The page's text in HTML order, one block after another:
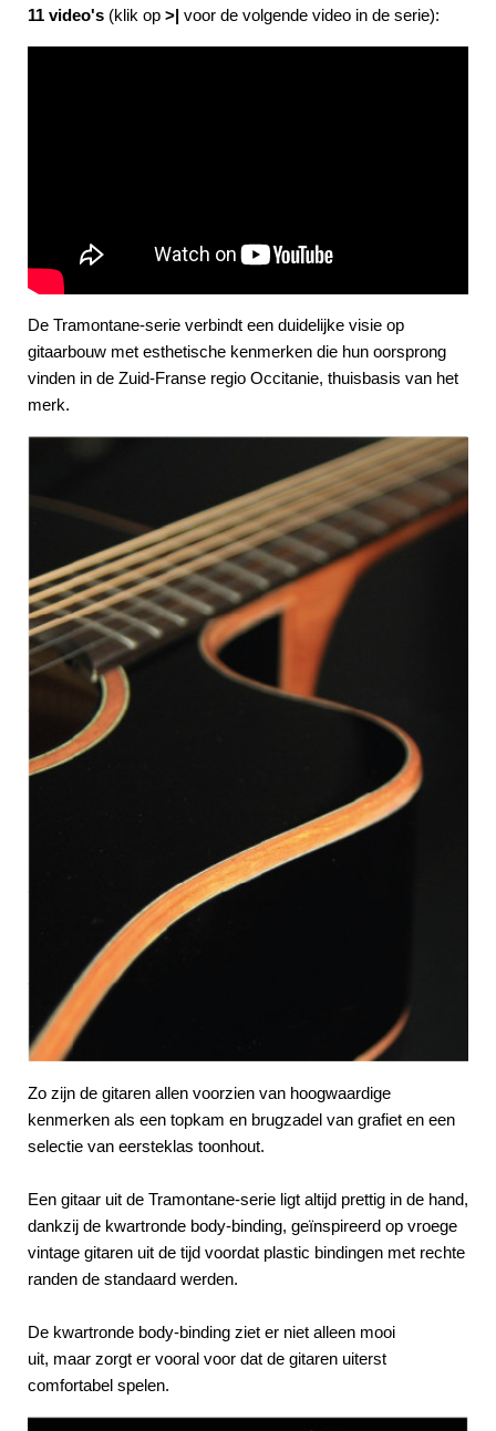
11 video's (klik op >| voor de volgende video in de serie):
De Tramontane-serie verbindt een duidelijke visie op
gitaarbouw met esthetische kenmerken die hun oorsprong
vinden in de Zuid-Franse regio Occitanie, thuisbasis van het
merk.
Zo zijn de gitaren allen voorzien van hoogwaardige
kenmerken als een topkam en brugzadel van grafiet en een
selectie van eersteklas toonhout.
Een gitaar uit de Tramontane-serie ligt altijd prettig in de hand,
dankzij de kwartronde body-binding, geïnspireerd op vroege
vintage gitaren uit de tijd voordat plastic bindingen met rechte
randen de standaard werden.
De kwartronde body-binding ziet er niet alleen mooi
uit, maar zorgt er vooral voor dat de gitaren uiterst
comfortabel spelen.